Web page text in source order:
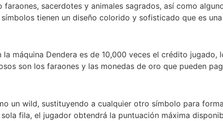
sacerdotes y animales sagrados, así como
tienen un diseño colorido y sofisticado que es
máquina Dendera es de 10,000 veces el crédito
son los faraones y las monedas de oro que pueden
un wild, sustituyendo a cualquier otro símbolo para
fila, el jugador obtendrá la puntuación máxima